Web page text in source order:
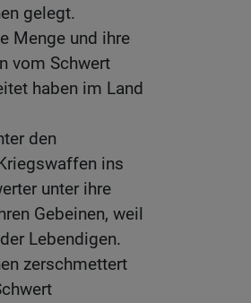
gelegt.
Menge und ihre
vom Schwert
haben im Land
den
ins
unter ihre
Gebeinen, weil
Lebendigen.
zerschmettert